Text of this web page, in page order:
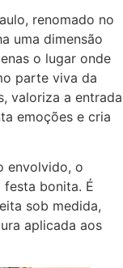
renomado no
uma dimensão
o lugar onde
parte viva da
valoriza a entrada
emoções e cria
envolvido, o
festa bonita. É
sob medida,
aplicada aos